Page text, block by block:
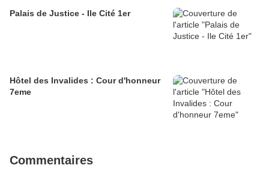
Palais de Justice - Ile Cité 1er
Hôtel des Invalides : Cour d'honneur
7eme
Commentaires